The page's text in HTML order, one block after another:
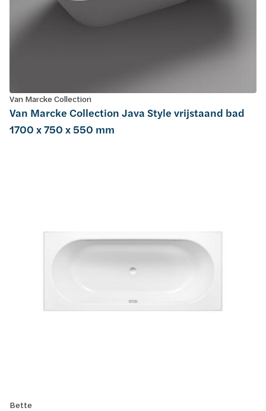
Van Marcke Collection
Van Marcke Collection Java Style vrijstaand bad
1700 x 750 x 550 mm
Bette